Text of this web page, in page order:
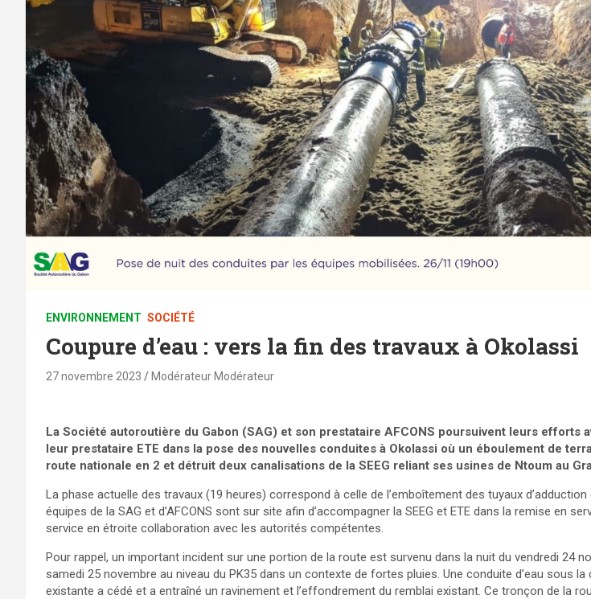
ENVIRONNEMENT SOCIÉTÉ
Coupure d’eau : vers la fin des travaux à Okolassi
27 novembre 2023 Modérateur Modérateur
La Société autoroutière du Gabon (SAG) et son prestataire AFCONS poursuivent leurs efforts
leur prestataire ETE dans la pose des nouvelles conduites à Okolassi où un éboulement de
route nationale en 2 et détruit deux canalisations de la SEEG reliant ses usines de Ntoum au
La phase actuelle des travaux (19 heures) correspond à celle de l’emboîtement des tuyaux d’adduction
équipes de la SAG et d’AFCONS sont sur site afin d’accompagner la SEEG et ETE dans la remise en
service en étroite collaboration avec les autorités compétentes.
Pour rappel, un important incident sur une portion de la route est survenu dans la nuit du vendredi 24
samedi 25 novembre au niveau du PK35 dans un contexte de fortes pluies. Une conduite d’eau sous la
existante a cédé et a entraîné un ravinement et l’effondrement du remblai existant. Ce tronçon de la